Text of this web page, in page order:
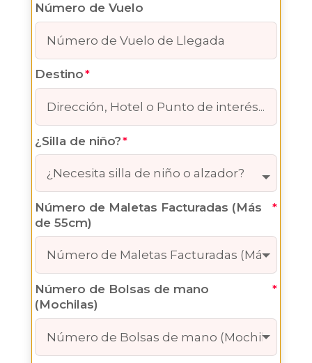
15:30pm
16:00pm
16:30pm
18:00pm
18:30pm
19:30pm
20:30pm
21:30pm
22:00pm
22:30pm
23:00pm
Número de Vuelo
Destino
¿Silla de niño?
Número de Maletas Facturadas (Más
de 55cm)
Número de Bolsas de mano
(Mochilas)